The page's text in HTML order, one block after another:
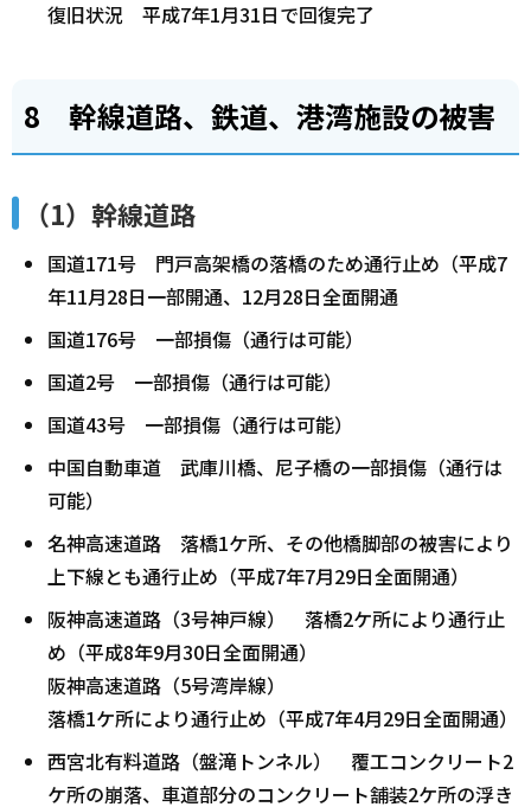
復旧状況 平成7年1月31日で回復完了
8 幹線道路、鉄道、港湾施設の被害
（1）幹線道路
国道171号 門戸高架橋の落橋のため通行止め（平成7
年11月28日一部開通、12月28日全面開通
国道176号 一部損傷（通行は可能）
国道2号 一部損傷（通行は可能）
国道43号 一部損傷（通行は可能）
中国自動車道 武庫川橋、尼子橋の一部損傷（通行は
可能）
名神高速道路 落橋1ケ所、その他橋脚部の被害により
上下線とも通行止め（平成7年7月29日全面開通）
阪神高速道路（3号神戸線） 落橋2ケ所により通行止
め（平成8年9月30日全面開通）
阪神高速道路（5号湾岸線）
落橋1ケ所により通行止め（平成7年4月29日全面開通）
西宮北有料道路（盤滝トンネル） 覆工コンクリート2
ケ所の崩落、車道部分のコンクリート舗装2ケ所の浮き